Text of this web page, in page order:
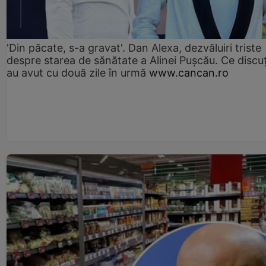
'Din păcate, s-a gravat'. Dan Alexa, dezvăluiri triste
despre starea de sănătate a Alinei Pușcău. Ce
au avut cu două zile în urmă www.cancan.ro